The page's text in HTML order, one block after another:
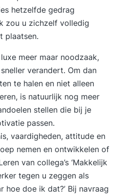
hetzelfde gedrag
zou u zichzelf volledig
plaatsen.
meer maar noodzaak,
verandert. Om dan
te halen en niet alleen
is natuurlijk nog meer
stellen die bij je
passen.
vaardigheden, attitude en
nemen en ontwikkelen of
van collega’s ‘Makkelijk
tegen u zeggen als
hoe doe ik dat?’ Bij navraag